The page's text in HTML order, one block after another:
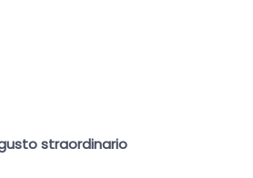
straordinario